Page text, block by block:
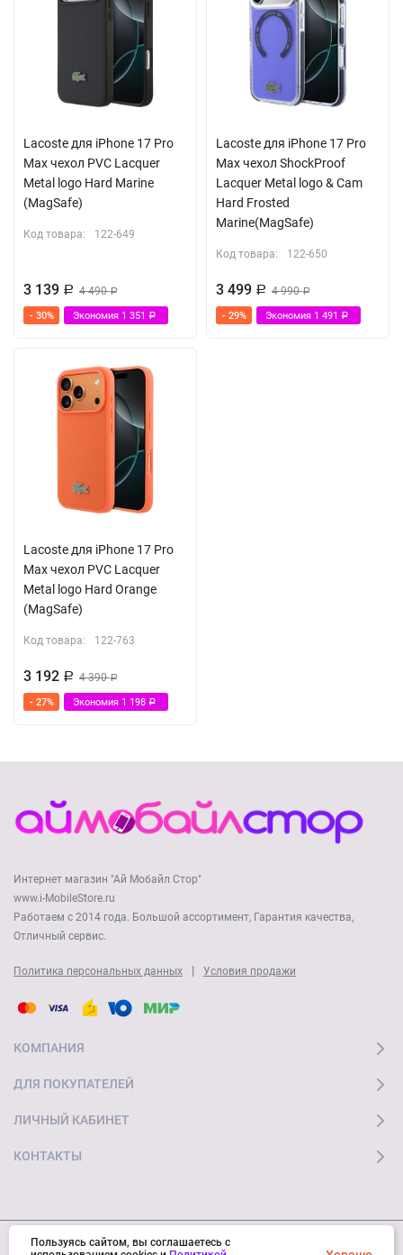
Lacoste для iPhone 17 Pro
Max чехол PVC Lacquer
Metal logo Hard Marine
(MagSafe)
Код товара: 122-649
3 139 Р 4 490Р
- 30% Экономия 1 351 Р
Lacoste для iPhone 17 Pro
Max чехол ShockProof
Lacquer Metal logo & Cam
Hard Frosted
Marine(MagSafe)
Код товара: 122-650
3 499 Р 4 990Р
- 29% Экономия 1 491 Р
Lacoste для iPhone 17 Pro
Max чехол PVC Lacquer
Metal logo Hard Orange
(MagSafe)
Код товара: 122-763
3 192 Р 4 390Р
- 27% Экономия 1 198 Р
Интернет магазин "Ай Мобайл Стор"
www.i-MobileStore.ru
Работаем с 2014 года. Большой ассортимент, Гарантия качества,
Отличный сервис.
Политика персональных данных | Условия продажи
КОМПАНИЯ
ДЛЯ ПОКУПАТЕЛЕЙ
ЛИЧНЫЙ КАБИНЕТ
КОНТАКТЫ
Пользуясь сайтом, вы соглашаетесь с